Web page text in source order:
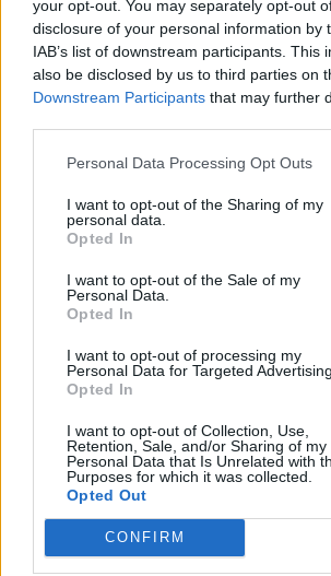
your opt-out. You may separately opt-out
disclosure of your personal information by
IAB’s list of downstream participants. This
also be disclosed by us to third parties on
Downstream Participants that may further
Personal Data Processing Opt Outs
I want to opt-out of the Sharing of my
personal data.
Opted In
I want to opt-out of the Sale of my
Personal Data.
Opted In
I want to opt-out of processing my
Personal Data for Targeted Advertising.
Opted In
I want to opt-out of Collection, Use,
Retention, Sale, and/or Sharing of my
Personal Data that Is Unrelated with
Purposes for which it was collected.
Opted Out
CONFIRM
Staran luetuimmat